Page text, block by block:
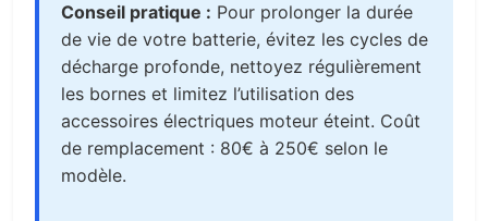
Conseil pratique : Pour prolonger la durée
de vie de votre batterie, évitez les cycles de
décharge profonde, nettoyez régulièrement
les bornes et limitez l’utilisation des
accessoires électriques moteur éteint. Coût
de remplacement : 80€ à 250€ selon le
modèle.